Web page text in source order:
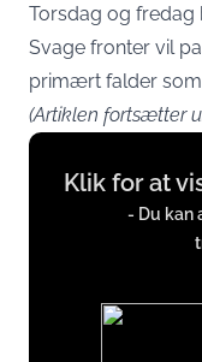
Torsdag og fredag
Svage fronter vil
primært falder som
(Artiklen fortsætter
Display
contentKlik for at
- Du kan